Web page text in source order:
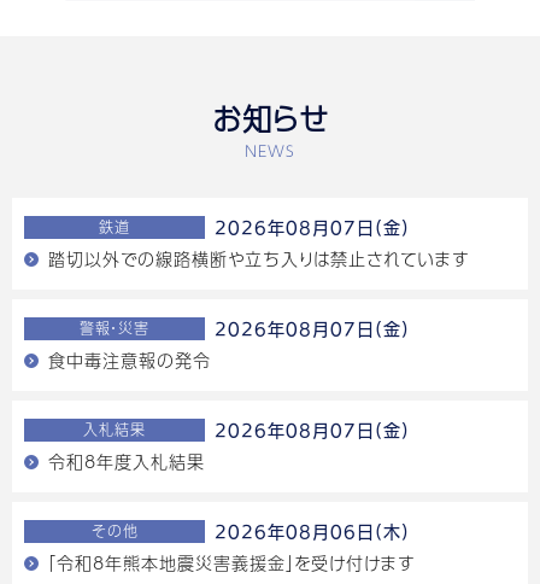
お知らせ
NEWS
鉄道 2026年08月07日(金)
踏切以外での線路横断や立ち入りは禁止されています
警報・災害 2026年08月07日(金)
食中毒注意報の発令
入札結果 2026年08月07日(金)
令和8年度入札結果
その他 2026年08月06日(木)
「令和8年熊本地震災害義援金」を受け付けます